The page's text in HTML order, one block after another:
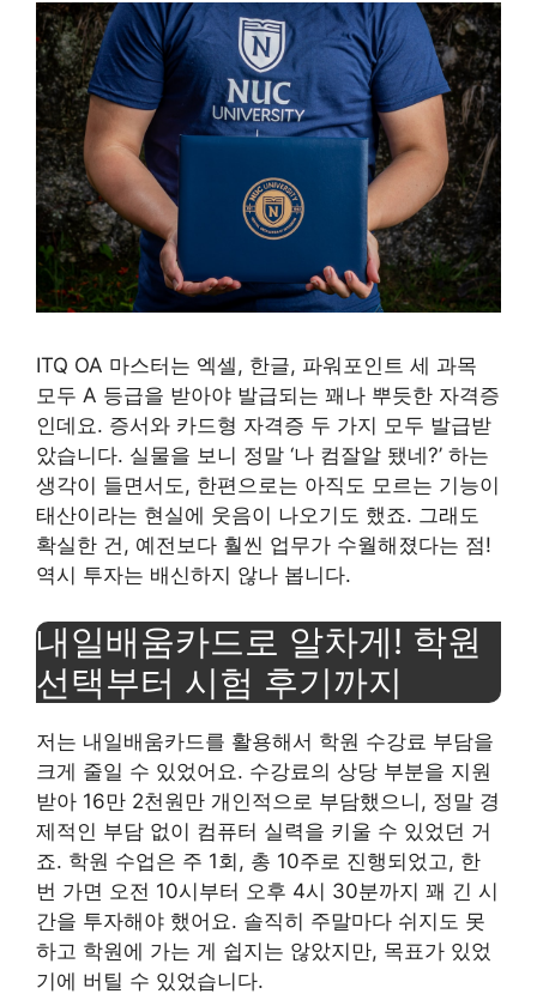
ITQ OA 마스터는 엑셀, 한글, 파워포인트 세 과목
모두 A 등급을 받아야 발급되는 꽤나 뿌듯한 자격증
인데요. 증서와 카드형 자격증 두 가지 모두 발급받
았습니다. 실물을 보니 정말 ‘나 컴잘알 됐네?’ 하는
생각이 들면서도, 한편으로는 아직도 모르는 기능이
태산이라는 현실에 웃음이 나오기도 했죠. 그래도
확실한 건, 예전보다 훨씬 업무가 수월해졌다는 점!
역시 투자는 배신하지 않나 봅니다.
내일배움카드로 알차게! 학원
선택부터 시험 후기까지
저는 내일배움카드를 활용해서 학원 수강료 부담을
크게 줄일 수 있었어요. 수강료의 상당 부분을 지원
받아 16만 2천원만 개인적으로 부담했으니, 정말 경
제적인 부담 없이 컴퓨터 실력을 키울 수 있었던 거
죠. 학원 수업은 주 1회, 총 10주로 진행되었고, 한
번 가면 오전 10시부터 오후 4시 30분까지 꽤 긴 시
간을 투자해야 했어요. 솔직히 주말마다 쉬지도 못
하고 학원에 가는 게 쉽지는 않았지만, 목표가 있었
기에 버틸 수 있었습니다.